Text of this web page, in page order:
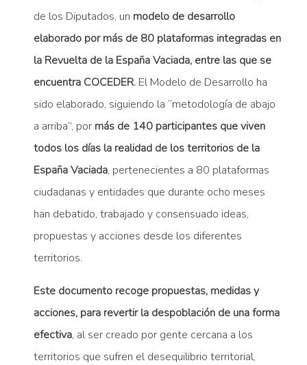
de los Diputados, un modelo de desarrollo
elaborado por más de 80 plataformas integradas en
la Revuelta de la España Vaciada, entre las que se
encuentra COCEDER. El Modelo de Desarrollo ha
sido elaborado, siguiendo la “metodología de abajo
a arriba”, por más de 140 participantes que viven
todos los días la realidad de los territorios de la
España Vaciada, pertenecientes a 80 plataformas
ciudadanas y entidades que durante ocho meses
han debatido, trabajado y consensuado ideas,
propuestas y acciones desde los diferentes
territorios.
Este documento recoge propuestas, medidas y
acciones, para revertir la despoblación de una forma
efectiva, al ser creado por gente cercana a los
territorios que sufren el desequilibrio territorial,